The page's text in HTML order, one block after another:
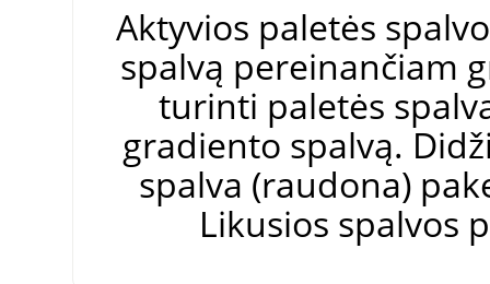
Aktyvios paletės
spalvą pereinančiam
turinti paletės
gradiento spalvą.
spalva (raudona)
Likusios spalvos